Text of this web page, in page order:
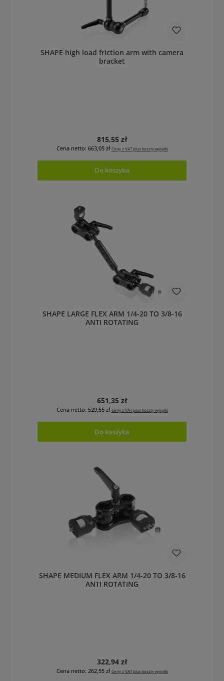
SHAPE high load friction arm with camera
bracket
Cena regularna:
815,55 zł
Cena netto: 663,05 zł Ceny z VAT plus koszty wysyłki
Do koszyka
SHAPE LARGE FLEX ARM 1/4-20 TO 3/8-16
ANTI ROTATING
Cena regularna:
651,35 zł
Cena netto: 529,55 zł Ceny z VAT plus koszty wysyłki
Do koszyka
SHAPE MEDIUM FLEX ARM 1/4-20 TO 3/8-16
ANTI ROTATING
Cena regularna:
322,94 zł
Cena netto: 262,55 zł Ceny z VAT plus koszty wysyłki